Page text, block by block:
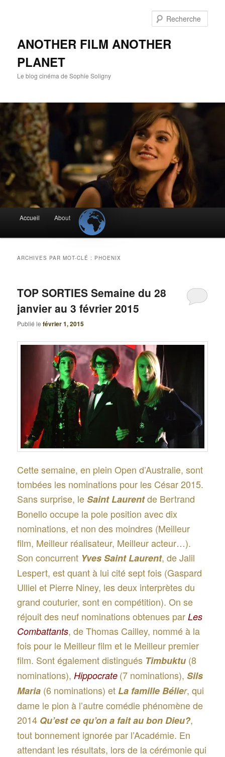
ANOTHER FILM ANOTHER
PLANET
Le blog cinéma de Sophie Soligny
principal
Accueil About
ARCHIVES PAR MOT-CLÉ : PHOENIX
TOP SORTIES Semaine du 28
janvier au 3 février 2015
Publié lefévrier 1, 2015
Cette semaine, en plein Open d’Australie, sont
tombées les nominations pour les César 2015.
Sans surprise, leSaint Laurentde Bertrand
Bonello occupe la pole position avec dix
nominations, et non des moindres (Meilleur
film, Meilleur réalisateur, Meilleur acteur…).
Son concurrent Yves Saint Laurent, de Jalil
Lespert, est quant à lui cité sept fois (Gaspard
Ulliel et Pierre Niney, les deux interprètes du
grand couturier, sont en compétition). On se
réjouit des neuf nominations obtenues parLes
Combattants, de Thomas Cailley, nommé à la
fois pour le Meilleur film et le Meilleur premier
film. Sont également distingués Timbuktu (8
nominations), Hippocrate (7 nominations),Sils
Maria (6 nominations) etLa famille Bélier, qui
dame le pion à l’autre comédie phénomène de
2014 Qu’est ce qu’on a fait au bon Dieu?,
tout bonnement ignorée par l’Académie. En
attendant les résultats, lors de la cérémonie qui